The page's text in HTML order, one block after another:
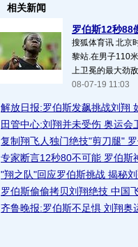
相关新闻
罗伯斯12秒88
搜狐体育讯 北京
黎站.在男子110
上卫冕的最大劲
08-07-19 11:03
解放日报:罗伯斯发飙挑战刘翔
田管中心:刘翔并未受伤 奥运会
复制翔飞人独门绝技"剪刀腿"
专家断言12秒80不可能 罗伯斯
"翔之队"回应罗伯斯挑战 揭秘
罗伯斯偷偷拷贝刘翔绝技 中国
齐鲁晚报:罗伯斯不足惧 刘翔奥